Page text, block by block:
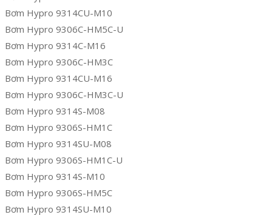
Bơm Hypro 9314CU-M10
Bơm Hypro 9306C-HM5C-U
Bơm Hypro 9314C-M16
Bơm Hypro 9306C-HM3C
Bơm Hypro 9314CU-M16
Bơm Hypro 9306C-HM3C-U
Bơm Hypro 9314S-M08
Bơm Hypro 9306S-HM1C
Bơm Hypro 9314SU-M08
Bơm Hypro 9306S-HM1C-U
Bơm Hypro 9314S-M10
Bơm Hypro 9306S-HM5C
Bơm Hypro 9314SU-M10